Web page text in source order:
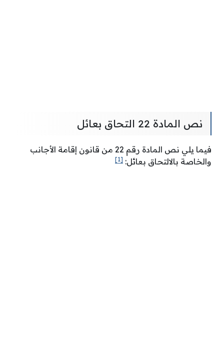
نص المادة 22 التحاق بعائل
فيما يلي نص المادة رقم 22 من قانون إقامة الأجانب
والخاصة بالالتحاق بعائل: [1]